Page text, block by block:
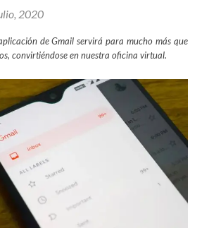
2020
de Gmail servirá para mucho más que
convirtiéndose en nuestra oficina virtual.